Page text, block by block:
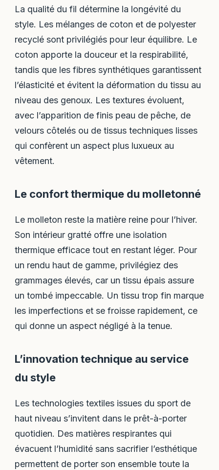
La qualité du fil détermine la longévité du
style. Les mélanges de coton et de polyester
recyclé sont privilégiés pour leur équilibre. Le
coton apporte la douceur et la respirabilité,
tandis que les fibres synthétiques garantissent
l’élasticité et évitent la déformation du tissu au
niveau des genoux. Les textures évoluent,
avec l’apparition de finis peau de pêche, de
velours côtelés ou de tissus techniques lisses
qui confèrent un aspect plus luxueux au
vêtement.
Le confort thermique du molletonné
Le molleton reste la matière reine pour l’hiver.
Son intérieur gratté offre une isolation
thermique efficace tout en restant léger. Pour
un rendu haut de gamme, privilégiez des
grammages élevés, car un tissu épais assure
un tombé impeccable. Un tissu trop fin marque
les imperfections et se froisse rapidement, ce
qui donne un aspect négligé à la tenue.
L’innovation technique au service
du style
Les technologies textiles issues du sport de
haut niveau s’invitent dans le prêt-à-porter
quotidien. Des matières respirantes qui
évacuent l’humidité sans sacrifier l’esthétique
permettent de porter son ensemble toute la